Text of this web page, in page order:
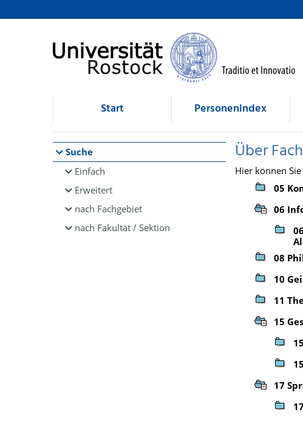
Browsen
direkt zum Inhalt
Start Personenindex
Suche
Einfach
Erweitert
nach Fachgebiet
nach Fakultät / Sektion
Über
Hier können
05
06
08
10
11
15
17